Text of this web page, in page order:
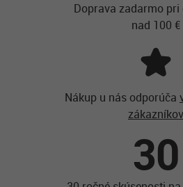
Doprava zadarmo pri
nad 100 €
Nákup u nás odporúča
zákazníkov
30